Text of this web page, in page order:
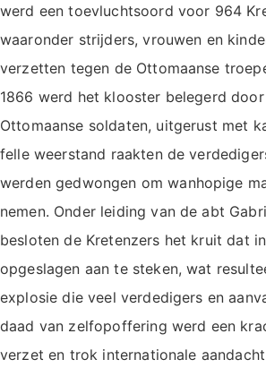
werd een toevluchtsoord voor 964
waaronder strijders, vrouwen en
verzetten tegen de Ottomaanse
1866 werd het klooster belegerd
Ottomaanse soldaten, uitgerust met
felle weerstand raakten de
werden gedwongen om wanhopige
nemen. Onder leiding van de abt
besloten de Kretenzers het kruit dat
opgeslagen aan te steken, wat
explosie die veel verdedigers en
daad van zelfopoffering werd een
verzet en trok internationale